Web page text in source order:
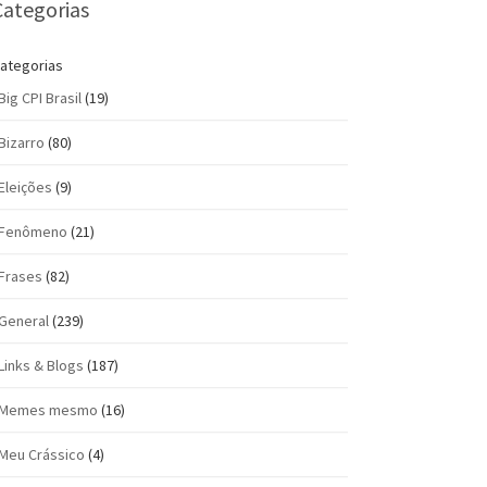
CPI Brasil(19)
(80)
(9)
(21)
(82)
(239)
& Blogs (187)
mesmo (16)
Crássico (4)